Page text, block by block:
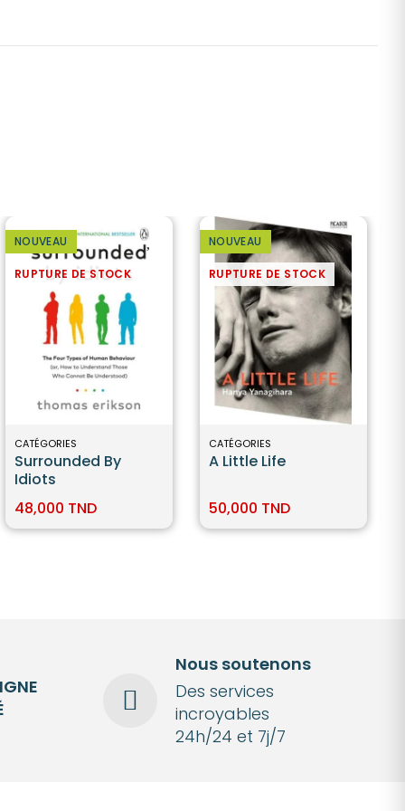
NOUVEAU
RUPTURE DE STOCK
CATÉGORIES
Surrounded By
Idiots
48,000 TND
NOUVEAU
RUPTURE DE STOCK
CATÉGORIES
A Little Life
50,000 TND
Nous soutenons
Des services
incroyables
24h/24 et 7j/7